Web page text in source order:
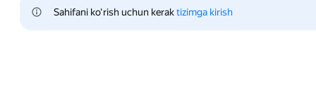
Sahifani ko‘rish uchun kerak tizimga kirish